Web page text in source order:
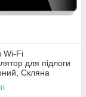
Wi-Fi
для підлоги
Скляна